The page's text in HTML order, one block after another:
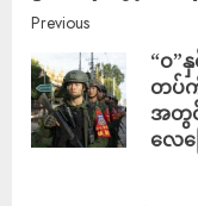
Previous
“ဝ”
တပ်ကို
အတွင်
လေက